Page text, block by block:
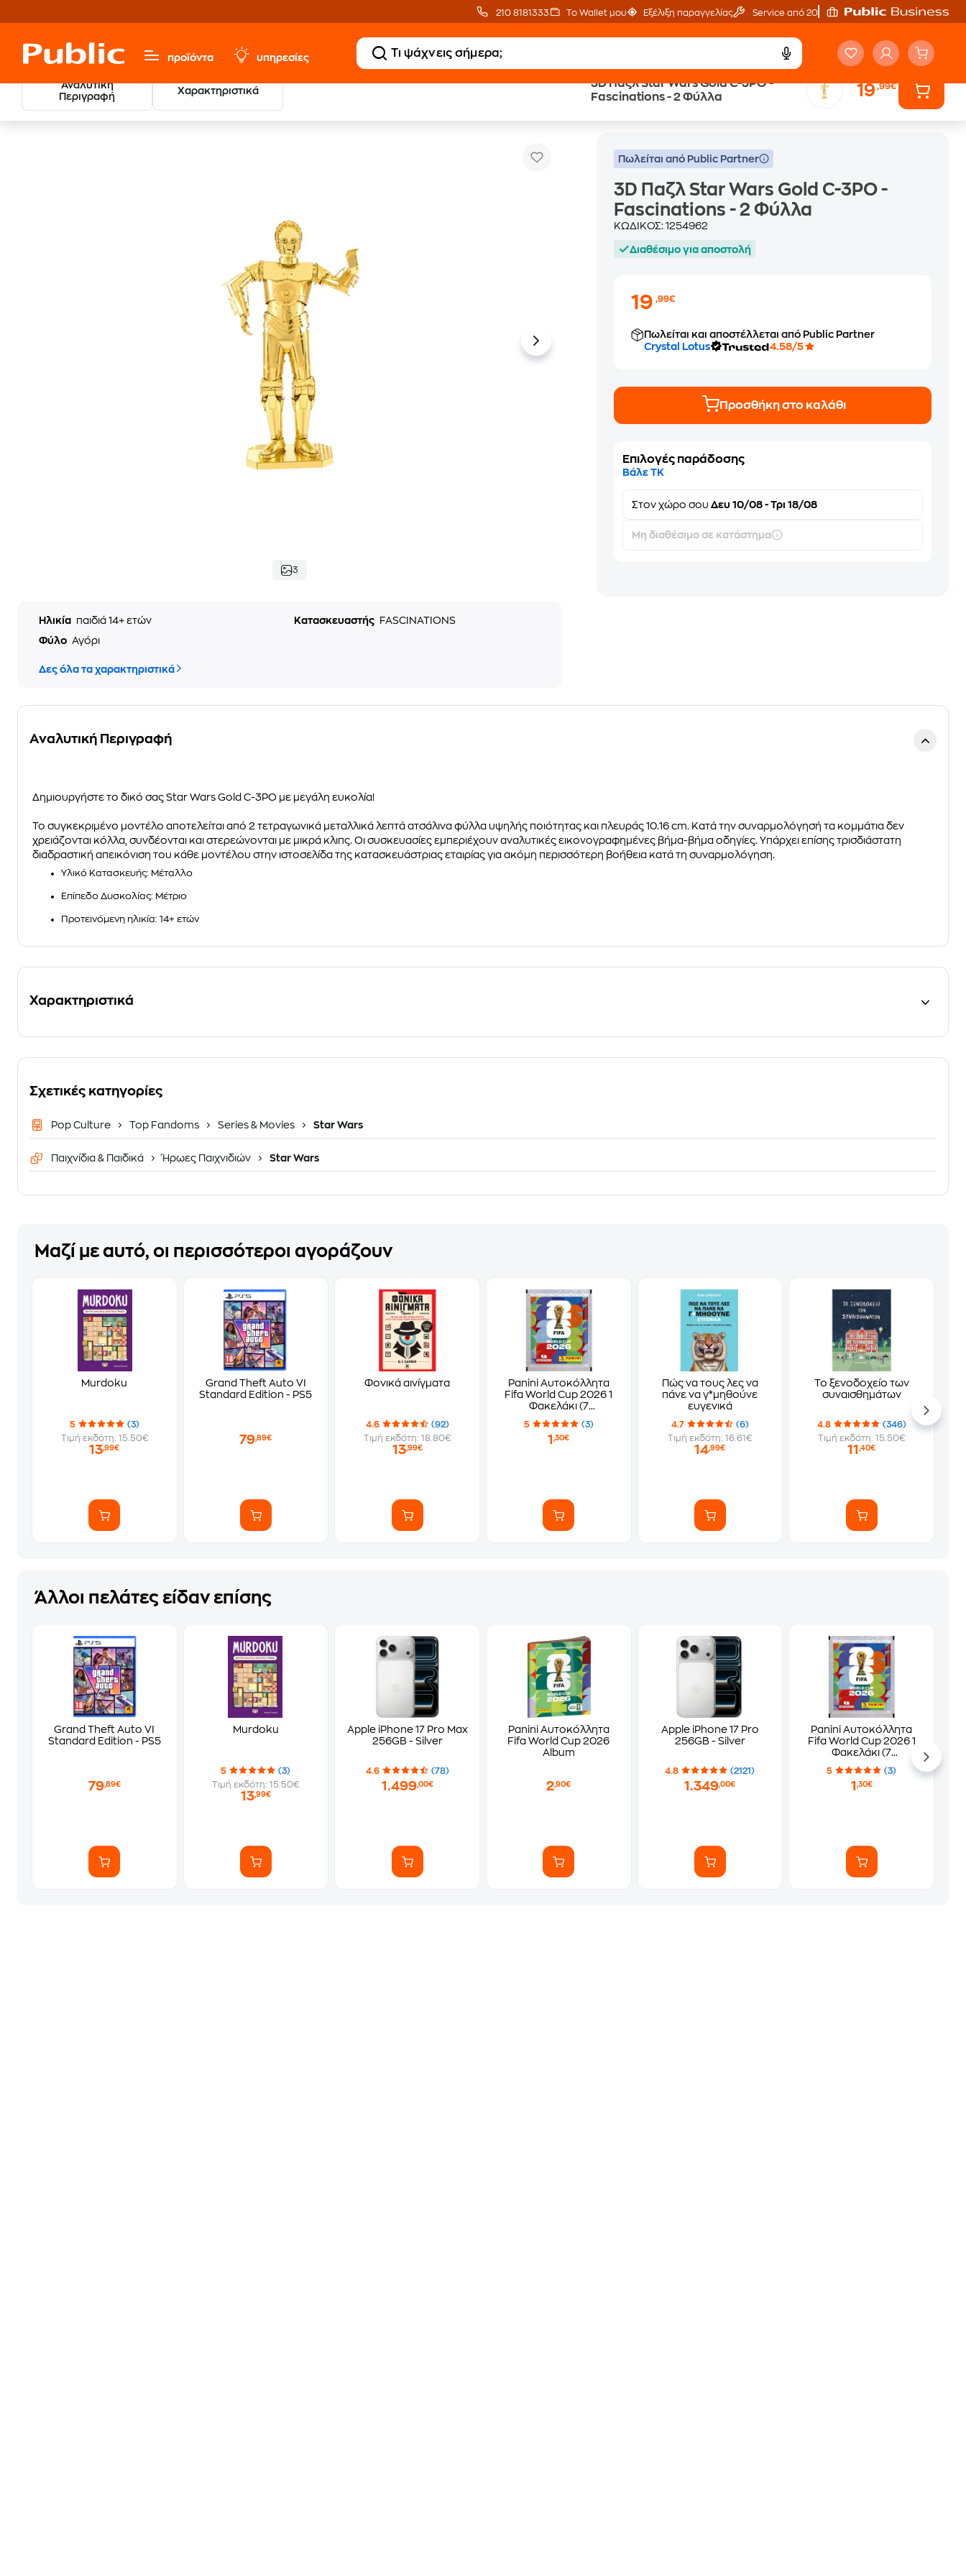
210 8181333 Το Wallet μου Εξέλιξη παραγγελίας Service από 20'
προϊόντα υπηρεσίες
Αναλυτική
Περιγραφή
Χαρακτηριστικά
3D Παζλ Star Wars Gold C-3PO -
Fascinations - 2 Φύλλα
19,99€
Παιχνίδια & Παιδικά
3
Ηλικία παιδιά 14+ ετών Κατασκευαστής
FASCINATIONS
Φύλο Αγόρι
Δες όλα τα χαρακτηριστικά
Πωλείται από Public Partner
3D Παζλ Star Wars Gold C-3PO -
Fascinations - 2 Φύλλα
ΚΩΔΙΚΟΣ:1254962
Διαθέσιμο για αποστολή
19,99€
Πωλείται και αποστέλλεται από Public Partner
Crystal Lotus
4.58/5
Προσθήκη στο καλάθι
Επιλογές παράδοσης
Βάλε ΤΚ
Στονχώρο σου Δευ 10/08 - Τρι 18/08
Μη διαθέσιμο σε κατάστημα
Αναλυτική Περιγραφή
Δημιουργήστε το δικό σας Star Wars Gold C-3PO με μεγάλη ευκολία!
Το συγκεκριμένο μοντέλο αποτελείται από 2 τετραγωνικά μεταλλικά λεπτά ατσάλινα φύλλα υψηλής ποιότητας και πλευράς 10.16 cm. Κατά την συναρμολόγησή τα κομμάτια δεν
χρειάζονται κόλλα, συνδέονται και στερεώνονται με μικρά κλιπς. Οι συσκευασίες εμπεριέχουν αναλυτικές εικονογραφημένες βήμα-βήμα οδηγίες. Υπάρχει επίσης τρισδιάστατη
διαδραστική απεικόνιση του κάθε μοντέλου στην ιστοσελίδα της κατασκευάστριας εταιρίας για ακόμη περισσότερη βοήθεια κατά τη συναρμολόγηση.
Υλικό Κατασκευής: Μέταλλο
Επίπεδο Δυσκολίας: Μέτριο
Προτεινόμενη ηλικία: 14+ ετών
Χαρακτηριστικά
Σχετικές κατηγορίες
Pop Culture Top Fandoms Series & Movies Star Wars
Παιχνίδια & Παιδικά Ήρωες Παιχνιδιών Star Wars
Μαζί με αυτό, οι περισσότεροι αγοράζουν
Murdoku
5
(3)
Τιμή εκδότη: 15.50€
13,99€
Grand Theft Auto VI
Standard Edition - PS5
79,89€
Φονικά αινίγματα
4.6
(92)
Τιμή εκδότη: 18.80€
13,99€
Panini Αυτοκόλλητα
Fifa World Cup 2026 1
Φακελάκι (7
Αυτοκόλλητα)
5 (3)
1,30€
Πώς να τους λες να
πάνε να γ*μηθούνε
ευγενικά
4.7
(6)
Τιμή εκδότη: 16.61€
14,99€
Το ξενοδοχείο των
συναισθημάτων
4.8
(346)
Τιμή εκδότη: 15.50€
11,40€
Άλλοι πελάτες είδαν επίσης
Grand Theft Auto VI
Standard Edition - PS5
79,89€
Murdoku
5
(3)
Τιμή εκδότη: 15.50€
13,99€
Apple iPhone 17 Pro Max
256GB - Silver
4.6 (78)
1.499,00€
Panini Αυτοκόλλητα
Fifa World Cup 2026
Album
2,90€
Apple iPhone 17 Pro
256GB - Silver
4.8 (2121)
1.349,00€
Panini Αυτοκόλλητα
Fifa World Cup 2026 1
Φακελάκι (7
Αυτοκόλλητα)
5 (3)
1 ,30€